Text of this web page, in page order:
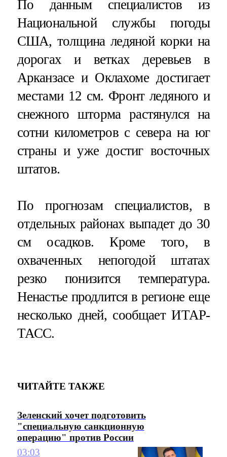
По данным специалистов из
Национальной службы погоды
США, толщина ледяной корки на
дорогах и ветках деревьев в
Арканзасе и Оклахоме достигает
местами 12 см. Фронт ледяного и
снежного шторма растянулся на
сотни километров с севера на юг
страны и уже достиг восточных
штатов.
По прогнозам специалистов, в
отдельных районах выпадет до 30
см осадков. Кроме того, в
охваченных непогодой штатах
резко понизится температура.
Ненастье продлится в регионе еще
несколько дней, сообщает ИТАР-
ТАСС.
ЧИТАЙТЕ ТАКЖЕ
Зеленский хочет подготовить
"специальную санкционную
операцию" против России
03:03